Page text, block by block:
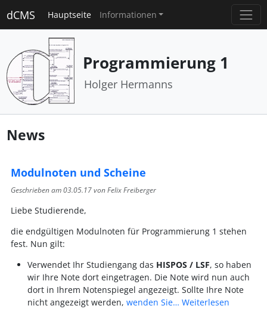
dCMS Hauptseite Informationen
Programmierung 1
Holger Hermanns
News
Modulnoten und Scheine
Geschrieben am03.05.17von Felix Freiberger
Liebe Studierende,
die endgültigen Modulnoten für Programmierung 1 stehen
fest. Nun gilt:
Verwendet Ihr Studiengang das HISPOS / LSF, so haben
wir Ihre Note dort eingetragen. Die Note wird nun auch
dort in Ihrem Notenspiegel angezeigt. Sollte Ihre Note
nicht angezeigt werden, wenden Sie… Weiterlesen